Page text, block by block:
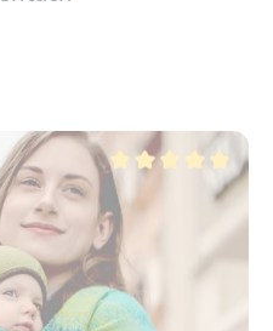
Durchschnittliche